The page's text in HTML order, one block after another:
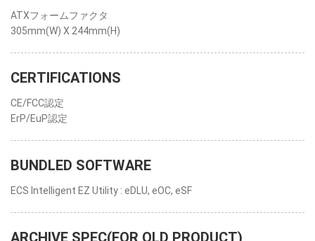
ATXフォームファクタ
305mm(W) X 244mm(H)
CERTIFICATIONS
CE/FCC認定
ErP/EuP認定
BUNDLED SOFTWARE
ECS Intelligent EZ Utility : eDLU, eOC, eSF
ARCHIVE SPEC(FOR OLD PRODUCT)